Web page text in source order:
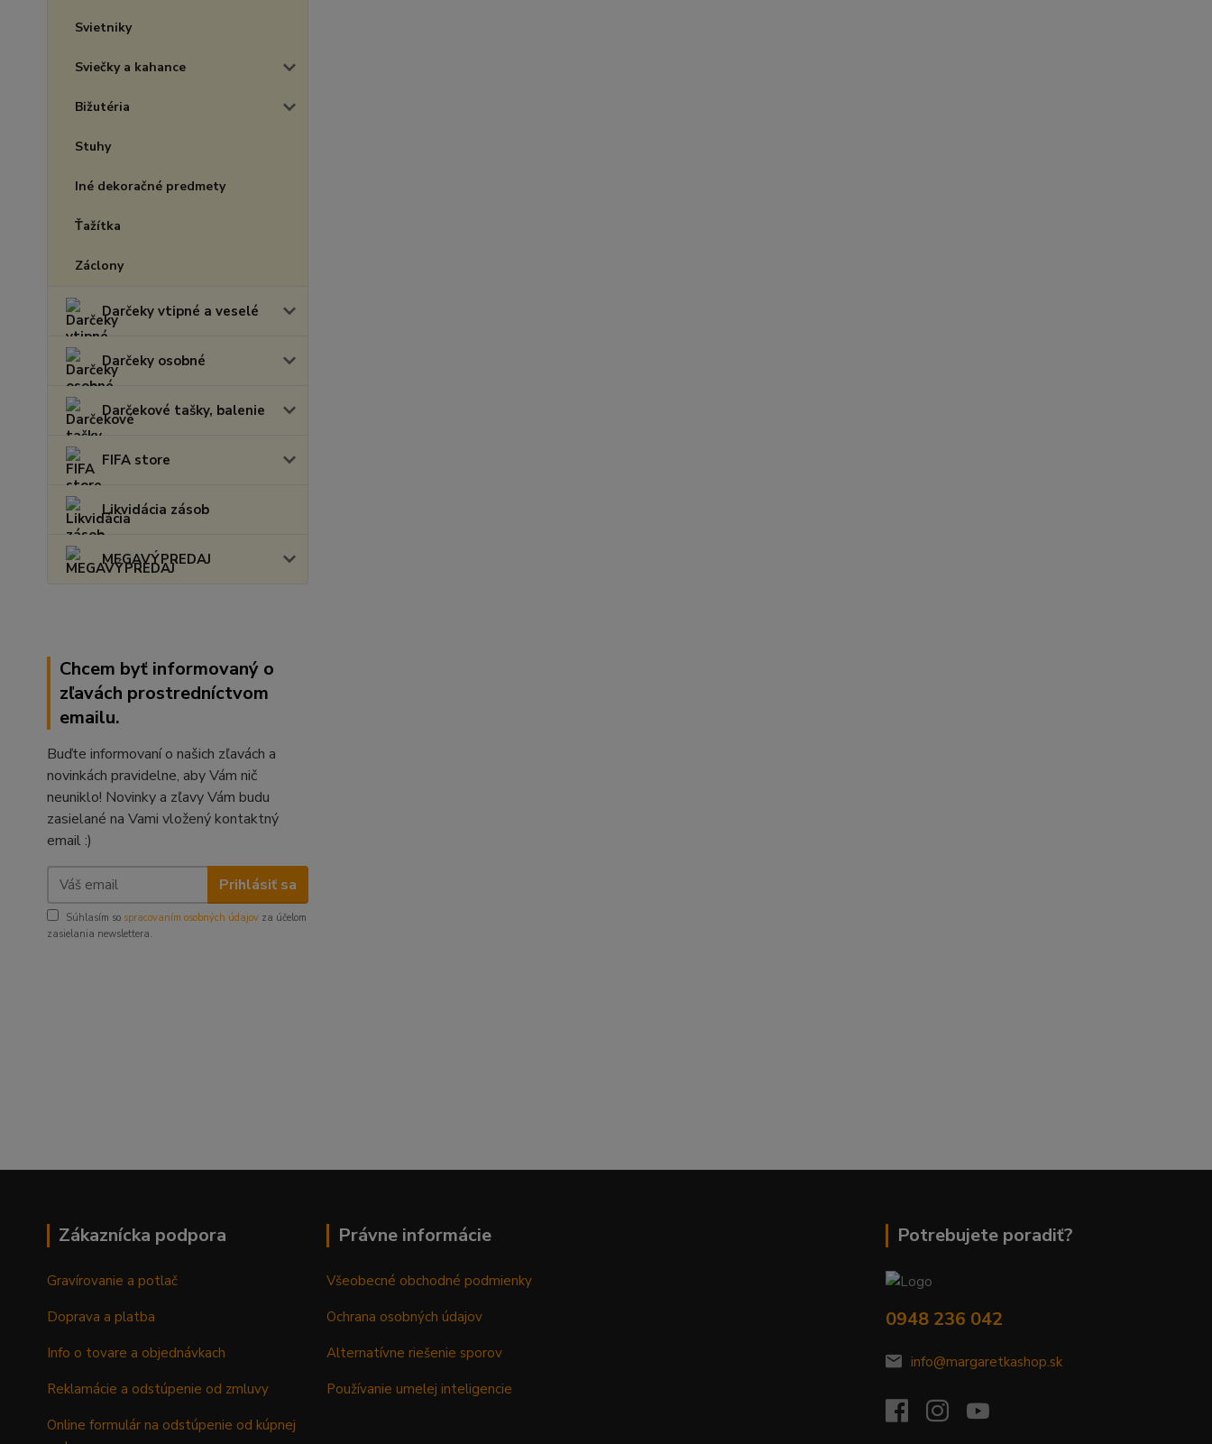
Svietniky
Sviečky a kahance
Bižutéria
Stuhy
Iné dekoračné predmety
Ťažítka
Záclony
Darčeky vtipné a veselé
Darčeky osobné
Darčekové tašky, balenie
FIFA store
Likvidácia zásob
MEGAVÝPREDAJ
Chcem byť informovaný o
zľavách prostredníctvom
emailu.
Buďte informovaní o našich zľavách a
novinkách pravidelne, aby Vám nič
neuniklo! Novinky a zľavy Vám budu
zasielané na Vami vložený kontaktný
email :)
Prihlásiť sa
Súhlasím so spracovaním osobných údajov za účelom
zasielania newslettera.
Zákaznícka podpora
Gravírovanie a potlač
Doprava a platba
Info o tovare a objednávkach
Reklamácie a odstúpenie od zmluvy
Online formulár na odstúpenie od kúpnej
Právne informácie
Všeobecné obchodné podmienky
Ochrana osobných údajov
Alternatívne riešenie sporov
Používanie umelej inteligencie
Potrebujete poradiť?
0948 236 042
info@margaretkashop.sk